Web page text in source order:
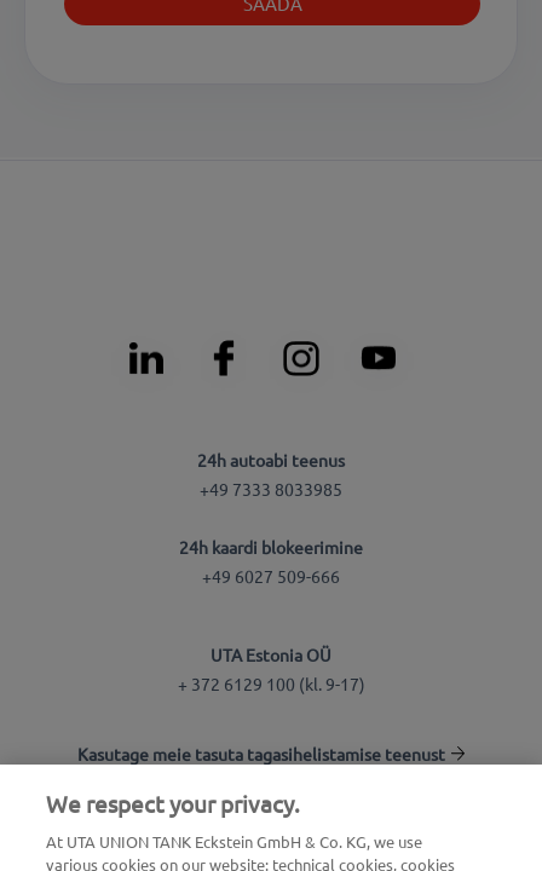
24h autoabi teenus
+49 7333 8033985
24h kaardi blokeerimine
+49 6027 509-666
UTA Estonia OÜ
+ 372 6129 100 (kl. 9-17)
Kasutage meie tasuta tagasihelistamise teenust
Tankla otsing
We respect your privacy.
At UTA UNION TANK Eckstein GmbH & Co. KG, we use
various cookies on our website: technical cookies, cookies